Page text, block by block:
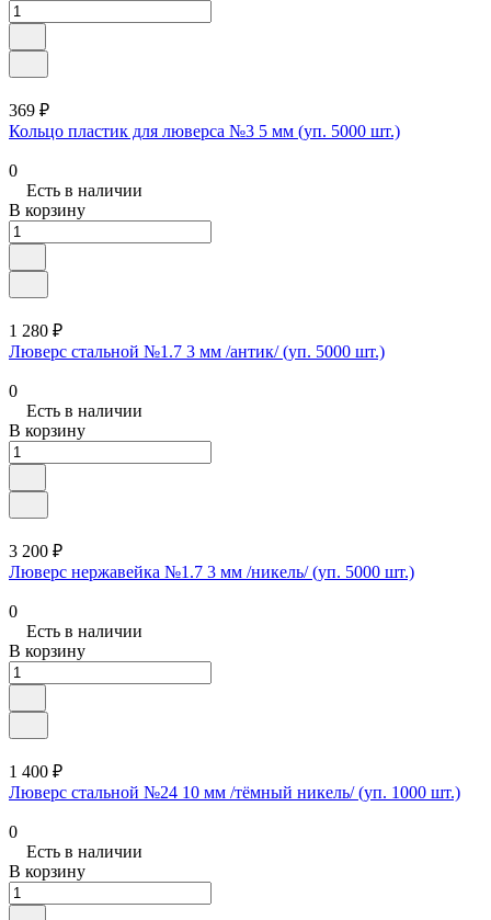
369 ₽
Кольцо пластик для люверса №3 5 мм (уп. 5000 шт.)
0
Есть в наличии
В корзину
1 280 ₽
Люверс стальной №1.7 3 мм /антик/ (уп. 5000 шт.)
0
Есть в наличии
В корзину
3 200 ₽
Люверс нержавейка №1.7 3 мм /никель/ (уп. 5000 шт.)
0
Есть в наличии
В корзину
1 400 ₽
Люверс стальной №24 10 мм /тёмный никель/ (уп. 1000 шт.)
0
Есть в наличии
В корзину